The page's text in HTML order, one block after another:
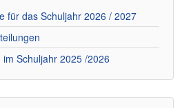
für das Schuljahr 2026 / 2027
Schuljahr 2025 /2026